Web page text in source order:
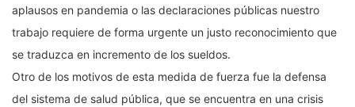
aplausos en pandemia o las declaraciones públicas nuestro
trabajo requiere de forma urgente un justo reconocimiento que
se traduzca en incremento de los sueldos.
Otro de los motivos de esta medida de fuerza fue la defensa
del sistema de salud pública, que se encuentra en una crisis